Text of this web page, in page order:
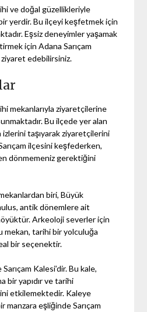
ve doğal güzellikleriyle
yerdir. Bu ilçeyi keşfetmek için
Eşsiz deneyimler yaşamak
için Adana Sarıçam
edebilirsiniz.
mekanlarıyla ziyaretçilerine
Bu ilçede yer alan
taşıyarak ziyaretçilerini
ilçesini keşfederken,
dönmemeniz gerektiğini
biri, Büyük
antik dönemlere ait
höyüktür. Arkeoloji severler için
mekan, tarihi bir yolculuğa
bir seçenektir.
Kalesi’dir. Bu kale,
bir yapıdır ve tarihi
etkilemektedir. Kaleye
manzara eşliğinde Sarıçam